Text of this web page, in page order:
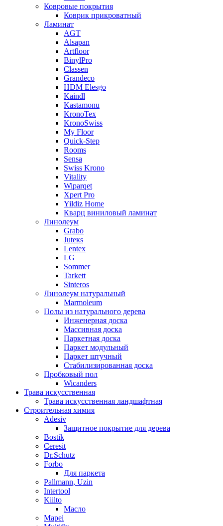
Ковровые покрытия
Коврик прикроватный
Ламинат
AGT
Alsapan
Artfloor
BinylPro
Classen
Grandeco
HDM Elesgo
Kaindl
Kastamonu
KronoTex
KronoSwiss
My Floor
Quick-Step
Rooms
Sensa
Swiss Krono
Vitality
Wiparqet
Xpert Pro
Yildiz Home
Кварц виниловый ламинат
Линолеум
Grabo
Juteкs
Lentex
LG
Sommer
Tarkett
Sinteros
Линолеум натуральный
Marmoleum
Полы из натурального дерева
Инженерная доска
Массивная доска
Паркетная доска
Паркет модульный
Паркет штучный
Стабилизированная доска
Пробковый пол
Wicanders
Трава искусственная
Трава искусственная ландшафтная
Строительная химия
Adesiv
Защитное покрытие для дерева
Bostik
Ceresit
Dr.Schutz
Forbo
Для паркета
Pallmann, Uzin
Intertool
Kiilto
Масло
Mapei